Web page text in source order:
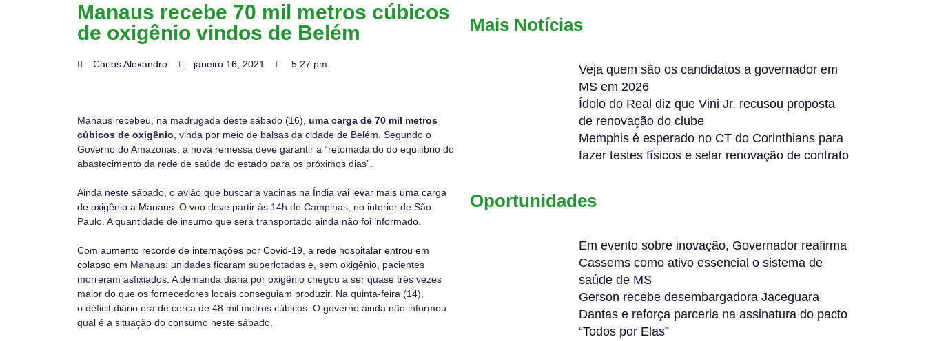
Manaus recebe 70 mil metros cúbicos
de oxigênio vindos de Belém
Carlos Alexandro janeiro 16, 2021 5:27 pm
Manaus recebeu, na madrugada deste sábado (16), uma carga de 70 mil metros
cúbicos de oxigênio , vinda por meio de balsas da cidade de Belém. Segundo o
Governo do Amazonas, a nova remessa deve garantir a “retomada do do equilíbrio do
abastecimento da rede de saúde do estado para os próximos dias”
Ainda neste sábado, o avião que buscaria vacinas na Índia vai levar mais uma carga
de oxigênio a Manaus . O voo deve partir às 14h de Campinas, no interior de São
Paulo. A quantidade de insumo que será transportado ainda não foi informado.
Com aumento recorde de internações por Covid-19 , a rede hospitalar entrou em
colapso em Manaus: unidades ficaram superlotadas e, sem oxigênio, pacientes
morreram asfixiados. A demanda diária por oxigênio chegou a ser quase três vezes
maior do que os fornecedores locais conseguiam produzir. Na quinta-feira (14),
o déficit diário era de cerca de 48 mil metros cúbicos . O governo ainda não informou
qual é a situação do consumo neste sábado.
Mais Notícias
Veja quem são os candidatos a governador em
MS em 2026
Ídolo do Real diz que Vini Jr. recusou proposta
de renovação do clube
Memphis é esperado no CT do Corinthians para
fazer testes físicos e selar renovação de contrato
Oportunidades
Em evento sobre inovação, Governador reafirma
Cassems como ativo essencial o sistema de
saúde de MS
Gerson recebe desembargadora Jaceguara
Dantas e reforça parceria na assinatura do pacto
“Todos por Elas”